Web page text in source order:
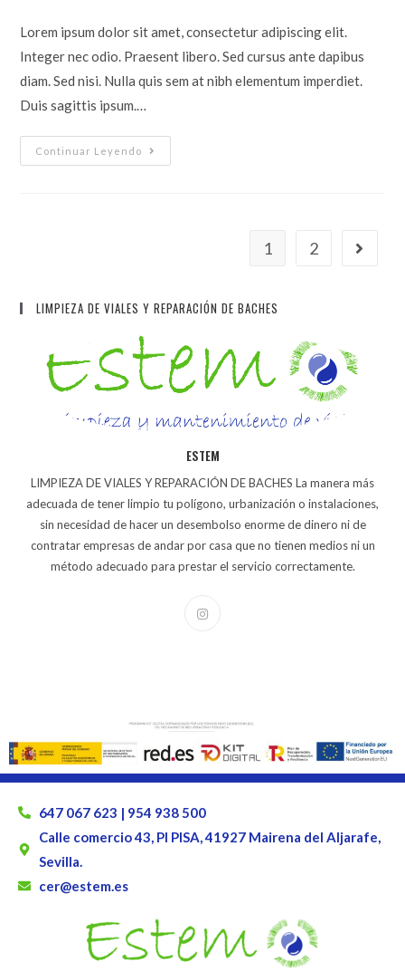
Lorem ipsum dolor sit amet, consectetur adipiscing elit.
Integer nec odio. Praesent libero. Sed cursus ante dapibus
diam. Sed nisi. Nulla quis sem at nibh elementum imperdiet.
Duis sagittis ipsum.…
Continuar Leyendo
1 2
LIMPIEZA DE VIALES Y REPARACIÓN DE BACHES
ESTEM
LIMPIEZA DE VIALES Y REPARACIÓN DE BACHES La manera más
adecuada de tener limpio tu polígono, urbanización o instalaciones,
sin necesidad de hacer un desembolso enorme de dinero ni de
contratar empresas de andar por casa que no tienen medios ni un
método adecuado para prestar el servicio correctamente.
647 067 623 | 954 938 500
Calle comercio 43, PI PISA, 41927 Mairena del Aljarafe,
Sevilla.
cer@estem.es